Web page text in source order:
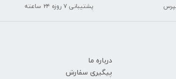
پشتیبانی ۷ روزه ۲۴ ساعته
درباره ما
پیگیری سفارش